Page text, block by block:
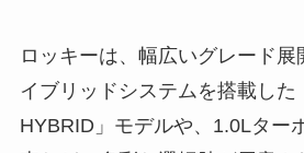
ロッキーは、幅広いグレード
イブリッドシステムを搭載した
HYBRID」モデルや、1.0Lター